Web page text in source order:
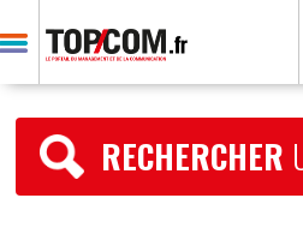
RECHERCHER